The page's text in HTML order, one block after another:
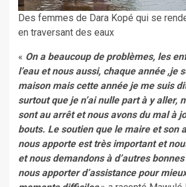
Des femmes de Dara Kopé qui se
en traversant des eaux
« On a beaucoup de problèmes, les
l’eau et nous aussi, chaque année ,je
maison mais cette année je me suis
surtout que je n’ai nulle part à y aller,
sont au arrêt et nous avons du mal à
bouts. Le soutien que le maire et son
nous apporte est très important et
et nous demandons à d’autres
nous apporter d’assistance pour